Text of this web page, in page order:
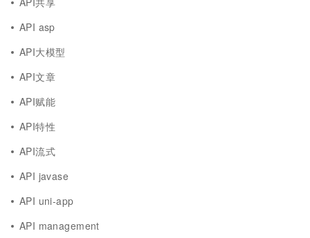
API asp
API大模型
API文章
API赋能
API特性
API流式
API javase
API uni-app
API management